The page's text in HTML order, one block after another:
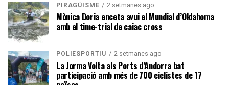
PIRAGÜISME 2 setmanes ago
Mònica Doria enceta avui el Mundial d’Oklahoma
amb el time-trial de caiac cross
POLIESPORTIU 2 setmanes ago
La Jorma Volta als Ports d’Andorra bat
participació amb més de 700 ciclistes de 17